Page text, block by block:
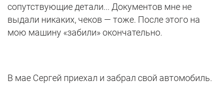
сопутствующие детали... Документов мне не
выдали никаких, чеков — тоже. После этого на
мою машину «забили» окончательно.
В мае Сергей приехал и забрал свой автомобиль.